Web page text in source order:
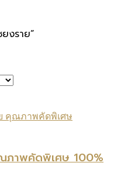
งราย”
ภาพคัดพิเศษ 100%